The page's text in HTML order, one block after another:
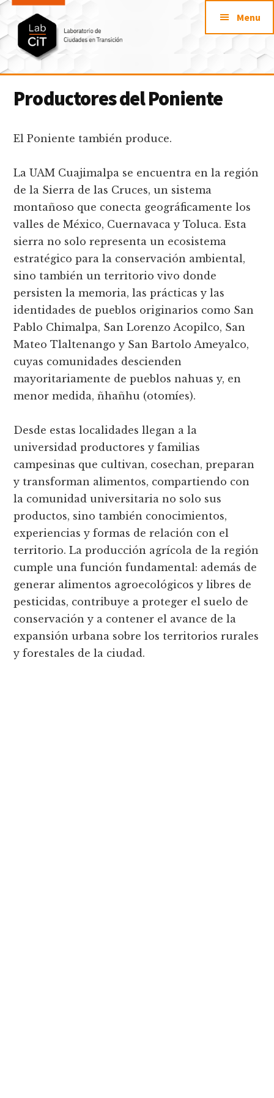
Saltar
contenido
principal
Skip
footer
Additional
menu
LabCit
Menu
Productores del Poniente
El Poniente también produce.
La UAM Cuajimalpa se encuentra en la región
de la Sierra de las Cruces, un sistema
montañoso que conecta geográficamente los
valles de México, Cuernavaca y Toluca. Esta
sierra no solo representa un ecosistema
estratégico para la conservación ambiental,
sino también un territorio vivo donde
persisten la memoria, las prácticas y las
identidades de pueblos originarios como San
Pablo Chimalpa, San Lorenzo Acopilco, San
Mateo Tlaltenango y San Bartolo Ameyalco,
cuyas comunidades descienden
mayoritariamente de pueblos nahuas y, en
menor medida, ñhañhu (otomíes).
Desde estas localidades llegan a la
universidad productores y familias
campesinas que cultivan, cosechan, preparan
y transforman alimentos, compartiendo con
la comunidad universitaria no solo sus
productos, sino también conocimientos,
experiencias y formas de relación con el
territorio. La producción agrícola de la región
cumple una función fundamental: además de
generar alimentos agroecológicos y libres de
pesticidas, contribuye a proteger el suelo de
conservación y a contener el avance de la
expansión urbana sobre los territorios rurales
y forestales de la ciudad.